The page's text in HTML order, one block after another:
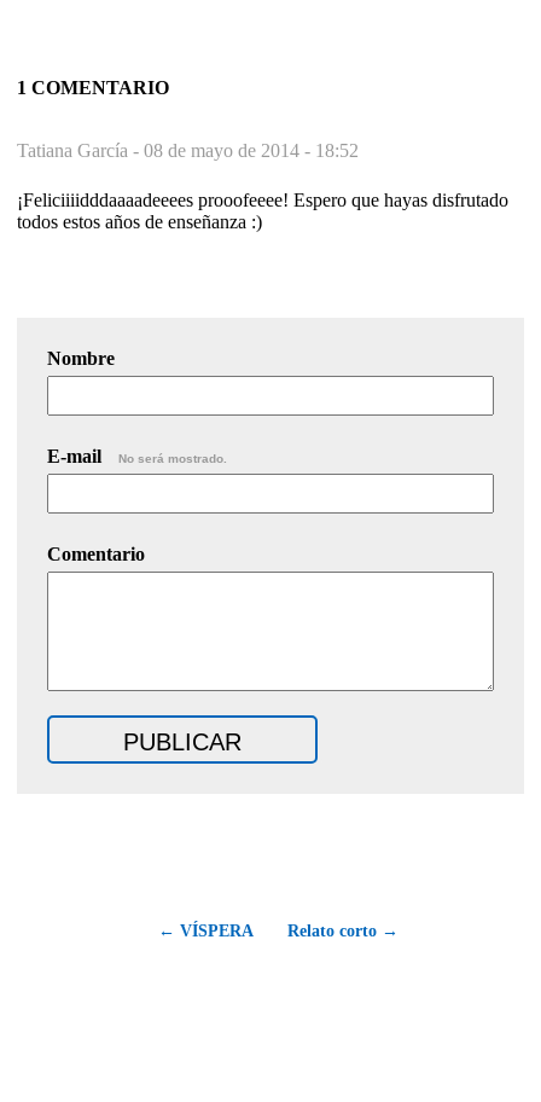
1 COMENTARIO
Tatiana García - 08 de mayo de 2014 - 18:52
¡Feliciiiidddaaaadeeees prooofeeee! Espero que hayas disfrutado
todos estos años de enseñanza :)
Nombre
E-mail No será mostrado.
Comentario
← VÍSPERA Relato corto →